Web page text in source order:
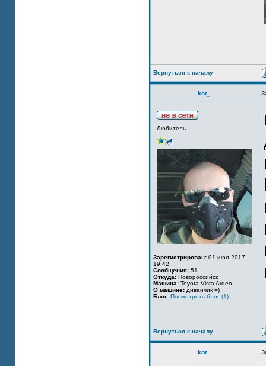
Вернуться к началу
kot_
Любитель
Зарегистрирован: 01 июл 2017,
19:42
Сообщения: 51
Откуда: Новороссийск
Машина: Toyota Vista Ardeo
О машине: диванчик =)
Блог: Посмотреть блог (1)
Вернуться к началу
kot_